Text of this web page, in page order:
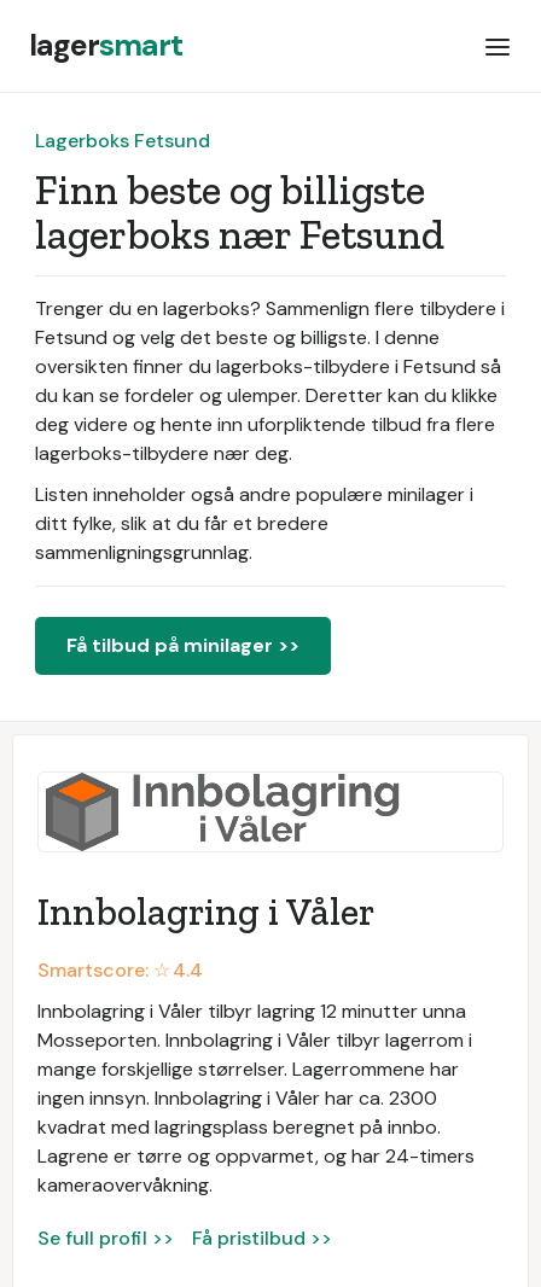
lagersmart
Lagerboks Fetsund
Finn beste og billigste
lagerboks nær Fetsund
Trenger du en lagerboks? Sammenlign flere tilbydere i
Fetsund og velg det beste og billigste. I denne
oversikten finner du lagerboks-tilbydere i Fetsund så
du kan se fordeler og ulemper. Deretter kan du klikke
deg videre og hente inn uforpliktende tilbud fra flere
lagerboks-tilbydere nær deg.
Listen inneholder også andre populære minilager i
ditt fylke, slik at du får et bredere
sammenligningsgrunnlag.
Få tilbud på minilager >>
Innbolagring i Våler
Smartscore: ☆4.4
Innbolagring i Våler tilbyr lagring 12 minutter unna
Mosseporten. Innbolagring i Våler tilbyr lagerrom i
mange forskjellige størrelser. Lagerrommene har
ingen innsyn. Innbolagring i Våler har ca. 2300
kvadrat med lagringsplass beregnet på innbo.
Lagrene er tørre og oppvarmet, og har 24-timers
kameraovervåkning.
Se full profil >> Få pristilbud >>